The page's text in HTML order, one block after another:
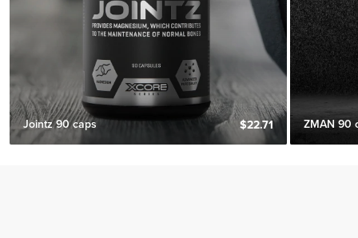
Jointz 90 caps $22.71 ZMAN 90